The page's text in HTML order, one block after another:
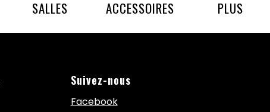
SALLES ACCESSOIRES PLUS
Suivez-nous
Facebook